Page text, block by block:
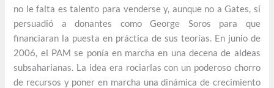
no le falta es talento para venderse y, aunque no a Gates, sí
persuadió a donantes como George Soros para que
financiaran la puesta en práctica de sus teorías. En junio de
2006, el PAM se ponía en marcha en una decena de aldeas
subsaharianas. La idea era rociarlas con un poderoso chorro
de recursos y poner en marcha una dinámica de crecimiento